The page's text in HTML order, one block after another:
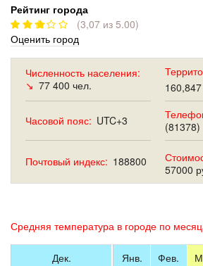
Рейтинг города
(3,07 из 5.00)
Оценить город
Численность населения:
↘ 77 400 чел.
Часовой пояс: UTC+3
(81378)
Почтовый индекс: 188800
57000
Средняя температура в городе по
Янв. Фев.
Дек.